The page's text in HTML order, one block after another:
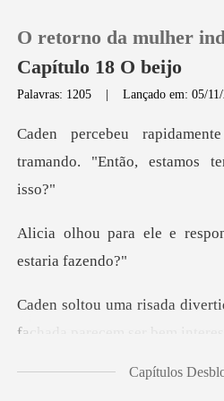
Loja
Histórico
O retorno da mulher
Capítulo 18 O beijo
Palavras: 1205 |Lançado em: 05/
tramando. "Então, est
fachad
s lábios, visive
Capítulos